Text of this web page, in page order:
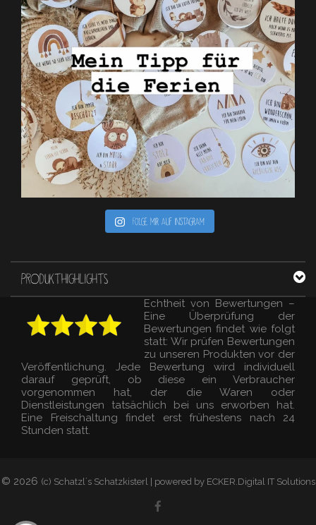
Folge mir auf Instagram
PRODUKTHIGHLIGHTS
Echtheit von Bewertungen –
Eine Überprüfung der
Bewertungen findet wie folgt
statt: Wir prüfen Bewertungen
zu unseren Produkten vor der
Veröffentlichung. Jede Bewertung wird individuell
darauf geprüft, ob diese ein Verbraucher
vorgenommen hat, der die Waren oder
Dienstleistungen tatsächlich bei uns erworben hat.
Eine Freischaltung findet erst frühestens nach 24
Stunden statt.
© 2026 (c) Schatzl´s Schatzkisterl | powered by ECKER.Digital IT Solutions